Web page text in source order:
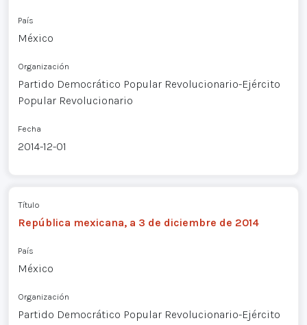
País
México
Organización
Partido Democrático Popular Revolucionario-Ejército
Popular Revolucionario
Fecha
2014-12-01
Título
República mexicana, a 3 de diciembre de 2014
País
México
Organización
Partido Democrático Popular Revolucionario-Ejército